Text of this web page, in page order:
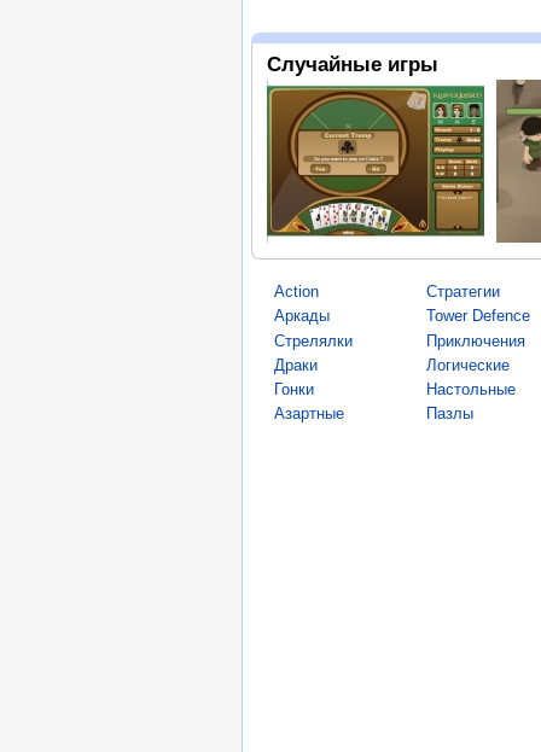
Случайные игры
Action
Аркады
Стрелялки
Драки
Гонки
Азартные
Стратегии
Tower Defence
Приключения
Логические
Настольные
Пазлы